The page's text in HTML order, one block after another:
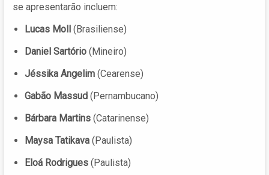
se apresentarão incluem:
Lucas Moll (Brasiliense)
Daniel Sartório (Mineiro)
Jéssika Angelim (Cearense)
Gabão Massud (Pernambucano)
Bárbara Martins (Catarinense)
Maysa Tatikava (Paulista)
Eloá Rodrigues (Paulista)